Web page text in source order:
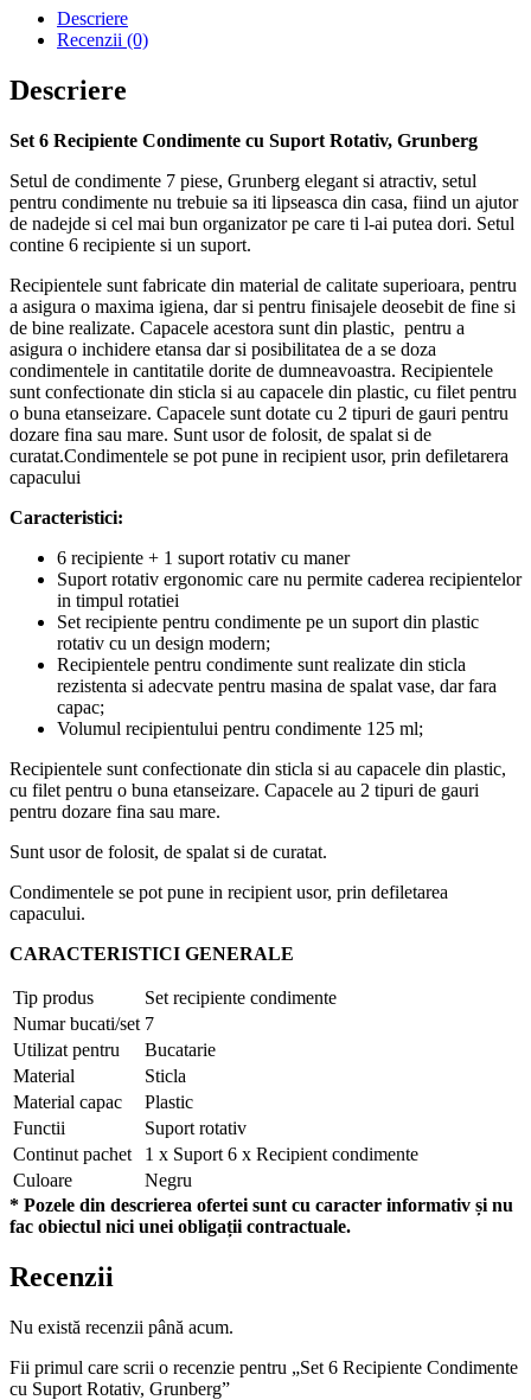
GrunbergDescriere
Recenzii (0)
Descriere
Set 6 Recipiente Condimente cu Suport Rotativ, Grunberg
Setul de condimente 7 piese, Grunberg elegant si atractiv, setul
pentru condimente nu trebuie sa iti lipseasca din casa, fiind un ajutor
de nadejde si cel mai bun organizator pe care ti l-ai putea dori. Setul
contine 6 recipiente si un suport.
Recipientele sunt fabricate din material de calitate superioara, pentru
a asigura o maxima igiena, dar si pentru finisajele deosebit de fine si
de bine realizate. Capacele acestora sunt din plastic, pentru a
asigura o inchidere etansa dar si posibilitatea de a se doza
condimentele in cantitatile dorite de dumneavoastra. Recipientele
sunt confectionate din sticla si au capacele din plastic, cu filet pentru
o buna etanseizare. Capacele sunt dotate cu 2 tipuri de gauri pentru
dozare fina sau mare. Sunt usor de folosit, de spalat si de
curatat.Condimentele se pot pune in recipient usor, prin defiletarera
capacului
Caracteristici:
6 recipiente + 1 suport rotativ cu maner
Suport rotativ ergonomic care nu permite caderea recipientelor
in timpul rotatiei
Set recipiente pentru condimente pe un suport din plastic
rotativ cu un design modern;
Recipientele pentru condimente sunt realizate din sticla
rezistenta si adecvate pentru masina de spalat vase, dar fara
capac;
Volumul recipientului pentru condimente 125 ml;
Recipientele sunt confectionate din sticla si au capacele din plastic,
cu filet pentru o buna etanseizare. Capacele au 2 tipuri de gauri
pentru dozare fina sau mare.
Sunt usor de folosit, de spalat si de curatat.
Condimentele se pot pune in recipient usor, prin defiletarea
capacului.
CARACTERISTICI GENERALE
Tip produs
Set recipiente condimente
Numar bucati/set 7
Utilizat pentru
Bucatarie
Material
Sticla
Material capac
Plastic
Functii
Suport rotativ
Continut pachet
1 x Suport 6 x Recipient condimente
Culoare
Negru
* Pozele din descrierea ofertei sunt cu caracter informativ și nu
fac obiectul nici unei obligații contractuale.
Recenzii
Nu există recenzii până acum.
Fii primul care scrii o recenzie pentru „Set 6 Recipiente Condimente
cu Suport Rotativ, Grunberg”